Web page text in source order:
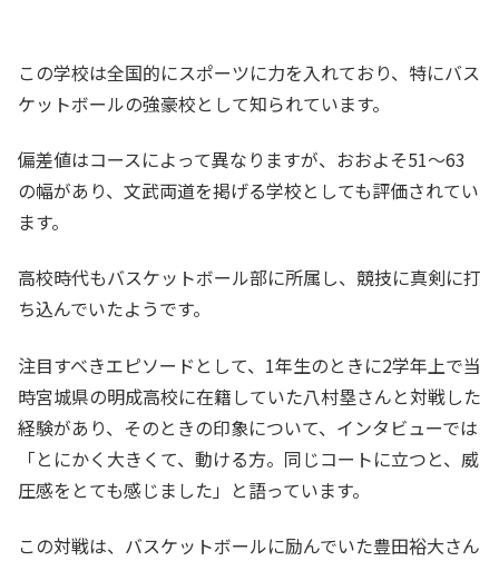
この学校は全国的にスポーツに力を入れており、特にバス
ケットボールの強豪校として知られています。
偏差値はコースによって異なりますが、おおよそ51〜63
の幅があり、文武両道を掲げる学校としても評価されてい
ます。
高校時代もバスケットボール部に所属し、競技に真剣に打
ち込んでいたようです。
注目すべきエピソードとして、1年生のときに2学年上で当
時宮城県の明成高校に在籍していた八村塁さんと対戦した
経験があり、そのときの印象について、インタビューでは
「とにかく大きくて、動ける方。同じコートに立つと、威
圧感をとても感じました」と語っています。
この対戦は、バスケットボールに励んでいた豊田裕大さん